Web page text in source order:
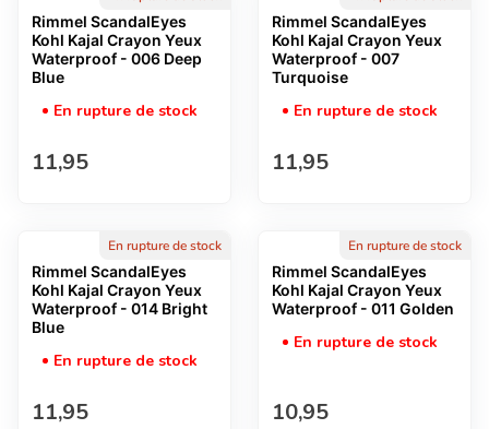
Rimmel ScandalEyes
Kohl Kajal Crayon Yeux
Waterproof - 006 Deep
Blue
En rupture de stock
Prix normal
11,95
Rimmel ScandalEyes
Kohl Kajal Crayon Yeux
Waterproof - 007
Turquoise
En rupture de stock
Prix normal
11,95
En rupture de stock
Rimmel ScandalEyes
Kohl Kajal Crayon Yeux
Waterproof - 014 Bright
Blue
En rupture de stock
Prix normal
11,95
En rupture de stock
Rimmel ScandalEyes
Kohl Kajal Crayon Yeux
Waterproof - 011 Golden
En rupture de stock
Prix normal
10,95